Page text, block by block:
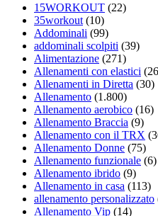
15WORKOUT (22)
35workout (10)
Addominali (99)
addominali scolpiti (39)
Alimentazione (271)
Allenamenti con elastici
Allenamenti in Diretta (30)
Allenamento (1.800)
Allenamento aerobico (16)
Allenamento Braccia (9)
Allenamento con il TRX
Allenamento Donne (75)
Allenamento funzionale (6)
Allenamento ibrido (9)
Allenamento in casa (113)
allenamento personalizzato
Allenamento Vip (14)